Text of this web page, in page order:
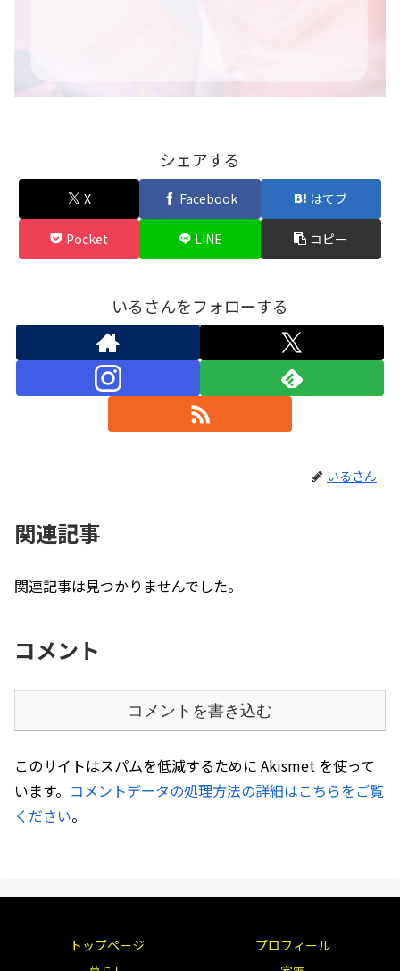
シェアする
X Facebook はてブ
Pocket LINE コピー
いるさんをフォローする
いるさん
関連記事
関連記事は見つかりませんでした。
コメント
コメントを書き込む
このサイトはスパムを低減するために Akismet を使って
います。 コメントデータの処理方法の詳細はこちらをご覧
ください。
トップページ
プロフィール